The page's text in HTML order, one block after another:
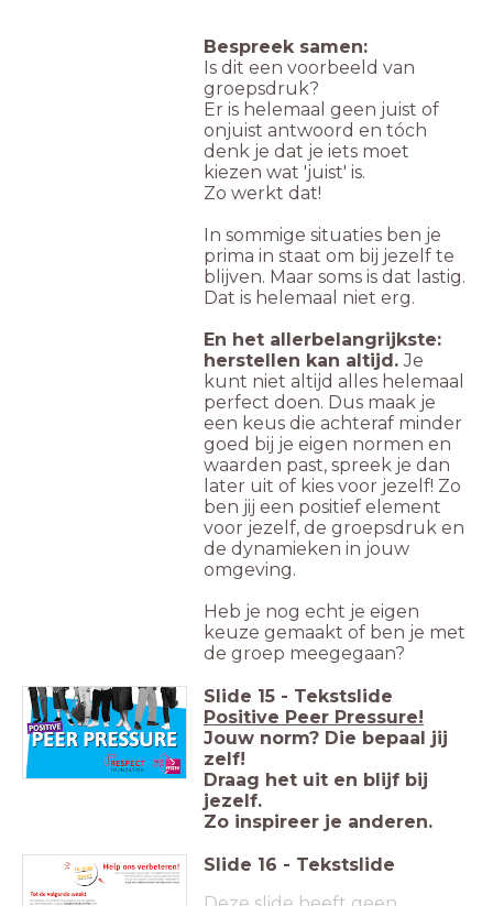
Bespreek samen:
Is dit een voorbeeld van
groepsdruk?
Er is helemaal geen juist of
onjuist antwoord en tóch
denk je dat je iets moet
kiezen wat 'juist' is.
Zo werkt dat!
In sommige situaties ben je
prima in staat om bij jezelf te
blijven. Maar soms is dat lastig.
Dat is helemaal niet erg.
En het allerbelangrijkste:
herstellen kan altijd.Je
kunt niet altijd alles helemaal
perfect doen. Dus maak je
een keus die achteraf minder
goed bij je eigen normen en
waarden past, spreek je dan
later uit of kies voor jezelf! Zo
ben jij een positief element
voor jezelf, de groepsdruk en
de dynamieken in jouw
omgeving.
Heb je nog echt je eigen
keuze gemaakt of ben je met
de groep meegegaan?
Slide 15 - Tekstslide
Positive Peer Pressure!
Jouw norm? Die bepaal jij
zelf!
Draag het uit en blijf bij
jezelf.
Zo inspireer je anderen.
Slide 16 - Tekstslide